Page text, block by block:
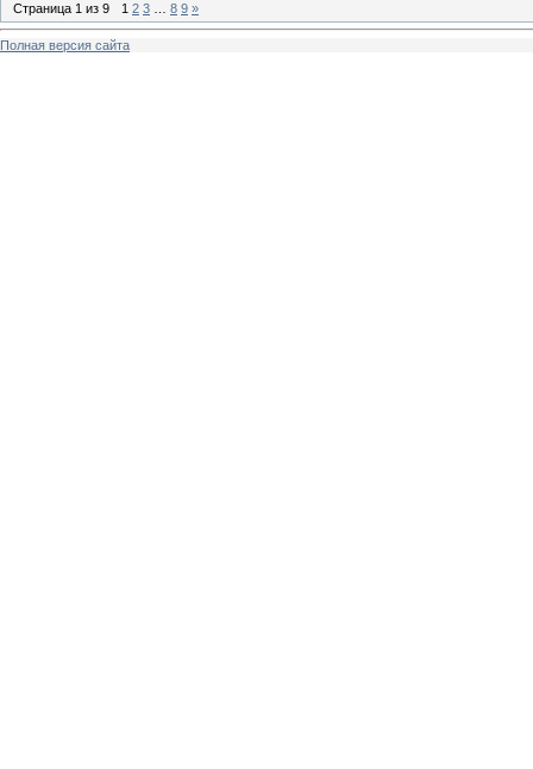
Страница 1 из 9 1 2 3 8 9 »
Полная версия сайта